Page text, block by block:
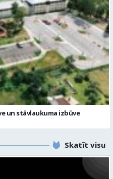
un stāvlaukuma izbūve
Skatīt visu